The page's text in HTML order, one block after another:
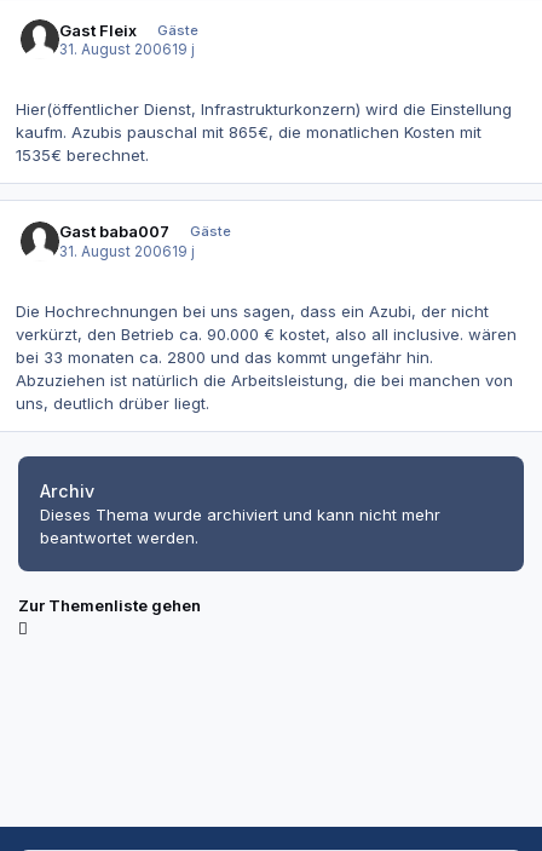
Gast Fleix
Gäste
31. August 200619 j
Hier(öffentlicher Dienst, Infrastrukturkonzern) wird die Einstellung
kaufm. Azubis pauschal mit 865€, die monatlichen Kosten mit
1535€ berechnet.
Gast baba007
Gäste
31. August 200619 j
Die Hochrechnungen bei uns sagen, dass ein Azubi, der nicht
verkürzt, den Betrieb ca. 90.000 € kostet, also all inclusive. wären
bei 33 monaten ca. 2800 und das kommt ungefähr hin.
Abzuziehen ist natürlich die Arbeitsleistung, die bei manchen von
uns, deutlich drüber liegt.
Archiv
Dieses Thema wurde archiviert und kann nicht mehr
beantwortet werden.
Zur Themenliste gehen